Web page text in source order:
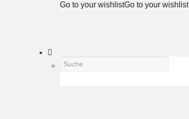
Go to your wishlistGo to your wishlist